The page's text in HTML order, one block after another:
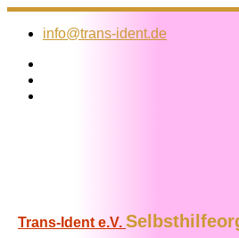
Zum
Inhalt
info@trans-ident.de
Trans-Ident e.V.